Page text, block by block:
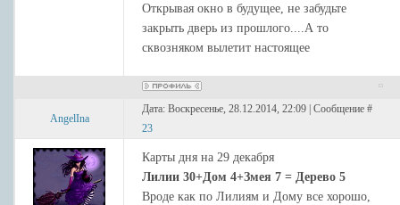
Открывая окно в будущее, не забудьте
закрыть дверь из прошлого....А то
сквозняком вылетит настоящее
AngelIna
Дата: Воскресенье, 28.12.2014, 22:09 | Сообщение #
23
Карты дня на 29 декабря
Лилии 30+Дом 4+Змея 7 = Дерево 5
Вроде как по Лилиям и Дому все хорошо,